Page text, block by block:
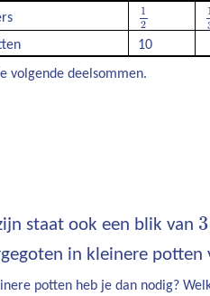
1
2
10
volgende deelsommen.
staat ook een blik van 3
in kleinere potten
potten heb je dan nodig?